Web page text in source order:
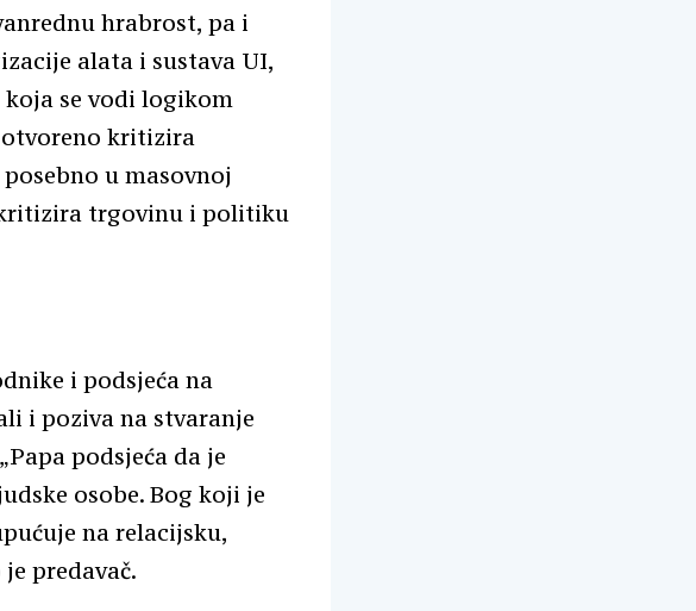
hrabrost, pa i
alata i sustava UI,
se vodi logikom
otvoreno kritizira
u masovnoj
trgovinu i politiku
i podsjeća na
i poziva na stvaranje
podsjeća da je
osobe. Bog koji je
na relacijsku,
predavač.